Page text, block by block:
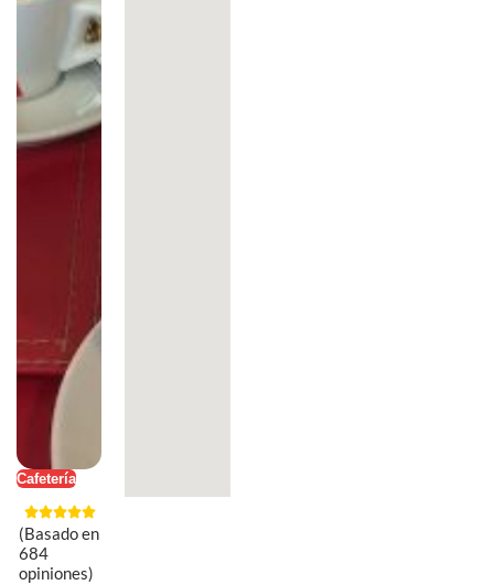
Cafetería
(Basado en
684
opiniones)